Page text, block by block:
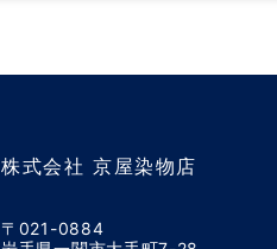
株式会社 京屋染物店
〒021-0884